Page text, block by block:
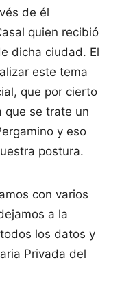
de él
quien recibió
dicha ciudad. El
este tema
que por cierto
que se trate un
y eso
postura.
con varios
a la
los datos y
Privada del